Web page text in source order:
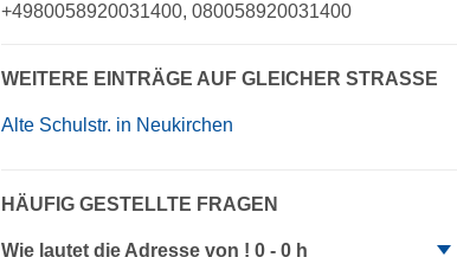
+4980058920031400, 080058920031400
WEITERE EINTRÄGE AUF GLEICHER STRASSE
Alte Schulstr. in Neukirchen
HÄUFIG GESTELLTE FRAGEN
Wie lautet die Adresse von ! 0 - 0 h